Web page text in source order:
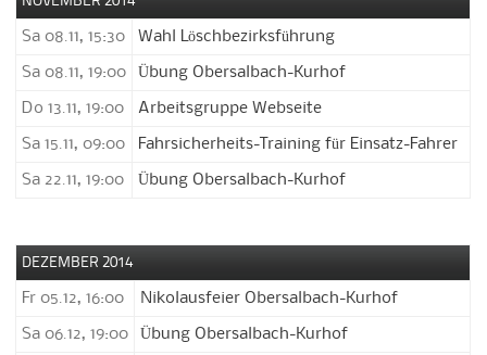
Sa 08.11, 15:30 Wahl Löschbezirksführung
Sa 08.11, 19:00 Übung Obersalbach-Kurhof
Do 13.11, 19:00 Arbeitsgruppe Webseite
Sa 15.11, 09:00 Fahrsicherheits-Training für Einsatz-Fahrer
Sa 22.11, 19:00 Übung Obersalbach-Kurhof
DEZEMBER 2014
Fr 05.12, 16:00 Nikolausfeier Obersalbach-Kurhof
Sa 06.12, 19:00 Übung Obersalbach-Kurhof